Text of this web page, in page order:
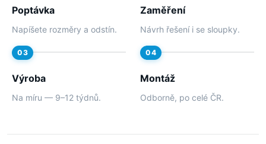
Poptávka
Napíšete rozměry a odstín.
Zaměření
Návrh řešení i se sloupky.
Výroba
Na míru — 9–12 týdnů.
Montáž
Odborně, po celé ČR.